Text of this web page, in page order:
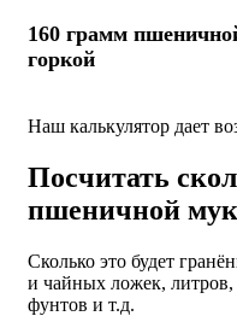
160 грамм
горкой
Наш калькулятор дает
Посчитать
пшеничной
Сколько это будет
и чайных ложек,
фунтов и т.д.